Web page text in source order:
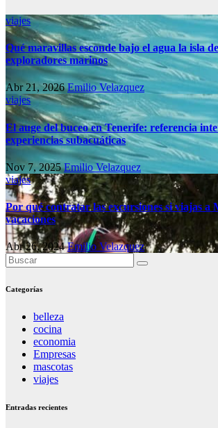
viajes
Qué maravillas esconde bajo el agua la isla
exploradores marinos
Abr 21, 2026Emilio Velazquez
viajes
El auge del buceo en Tenerife: referencia
experiencias subacuáticas
Nov 7, 2025Emilio Velazquez
viajes
Por qué contratar las excursiones si viajas a
vacaciones
Abr 26, 2024Emilio Velazquez
Categorías
belleza
cocina
economia
Empresas
mascotas
viajes
Entradas recientes